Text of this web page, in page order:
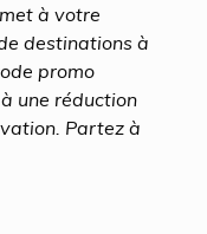
à votre
destinations à
promo
une réduction
Partez à